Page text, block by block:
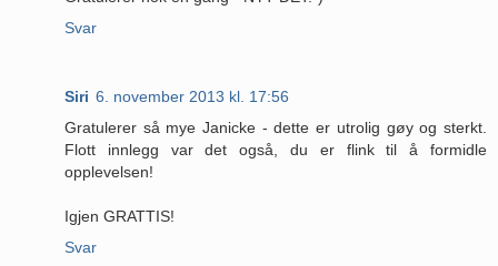
Svar
Siri 6. november 2013 kl. 17:56
Gratulerer så mye Janicke - dette er utrolig gøy og sterkt.
Flott innlegg var det også, du er flink til å formidle
opplevelsen!
Igjen GRATTIS!
Svar